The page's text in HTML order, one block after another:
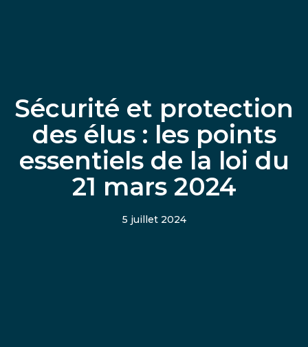
Sécurité et protection
des élus : les points
essentiels de la loi du
21 mars 2024
5 juillet 2024